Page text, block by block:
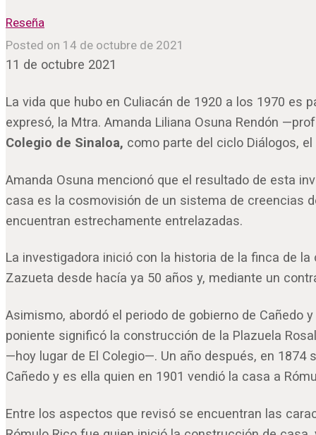
Reseña
Posted on 14 de octubre de 2021
11 de octubre 2021
La vida que hubo en Culiacán de 1920 a los 1970 es
expresó, la Mtra. Amanda Liliana Osuna Rendón
Colegio de Sinaloa, como parte del ciclo Diálogos,
Amanda Osuna mencionó que el resultado de esta
casa es la cosmovisión de un sistema de creencias
encuentran estrechamente entrelazadas.
La investigadora inició con la historia de la finca de
Zazueta desde hacía ya 50 años y, mediante un
Asimismo, abordó el periodo de gobierno de Cañedo
poniente significó la construcción de la Plazuela
—hoy lugar de El Colegio—. Un año después, en
Cañedo y es ella quien en 1901 vendió la casa a
Entre los aspectos que revisó se encuentran las